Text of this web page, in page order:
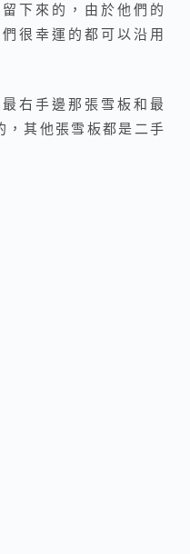
下來的，由於他們的
很幸運的都可以沿用
右手邊那張雪板和最
其他張雪板都是二手